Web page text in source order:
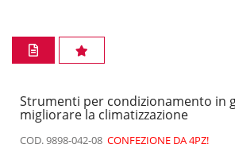
Strumenti per condizionamento in
migliorare la climatizzazione
COD. 9898-042-08 CONFEZIONE DA 4PZ!